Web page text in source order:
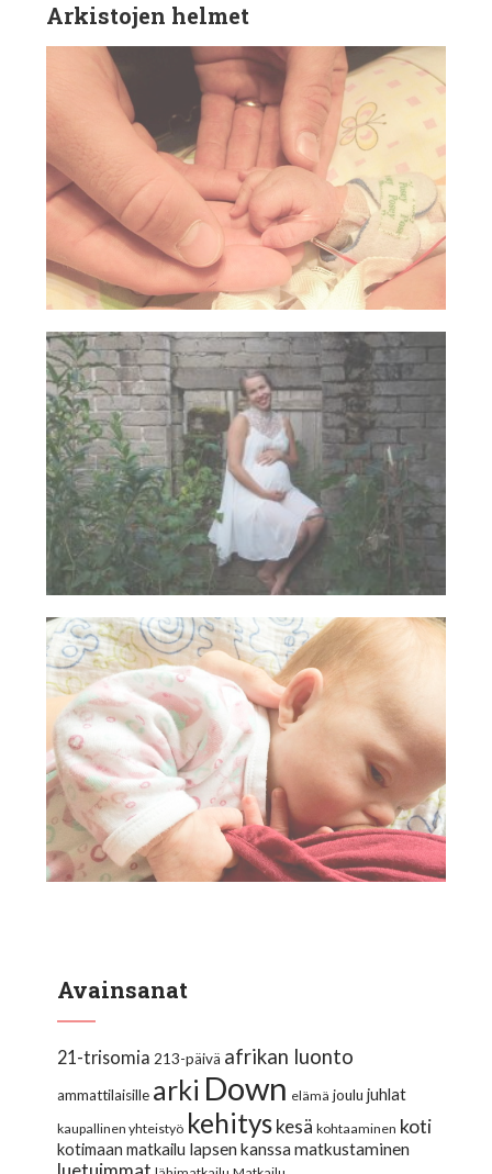
Arkistojen helmet
Avainsanat
21-trisomia 213-päivä afrikan luonto
ammattilaisille arki Down elämä joulu juhlat
kaupallinen yhteistyö kehityskesä kohtaaminen koti
kotimaan matkailu lapsen kanssa matkustaminen